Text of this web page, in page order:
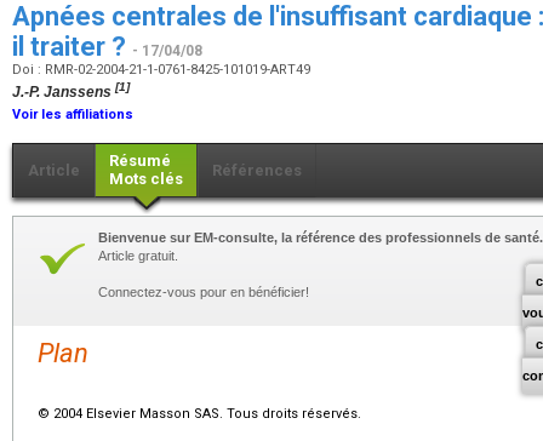
Apnées centrales de l'insuffisant
il traiter ? - 17/04/08
Doi : RMR-02-2004-21-1-0761-8425-101019-ART49
J.-P. Janssens [1]
Voir les affiliations
Article
Résumé
Mots clés
Références
Bienvenue sur EM-consulte, la référence des professionnels de santé.
Article gratuit.
Connectez-vous pour en bénéficier!
Plan
© 2004 Elsevier Masson SAS. Tous droits réservés.